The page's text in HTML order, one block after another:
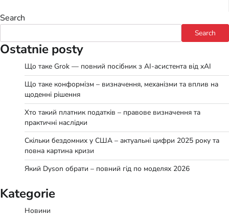
Search
Search
Ostatnie posty
Що таке Grok — повний посібник з AI-асистента від xAI
Що таке конформізм – визначення, механізми та вплив на
щоденні рішення
Хто такий платник податків – правове визначення та
практичні наслідки
Скільки бездомних у США – актуальні цифри 2025 року та
повна картина кризи
Який Dyson обрати – повний гід по моделях 2026
Kategorie
Новини